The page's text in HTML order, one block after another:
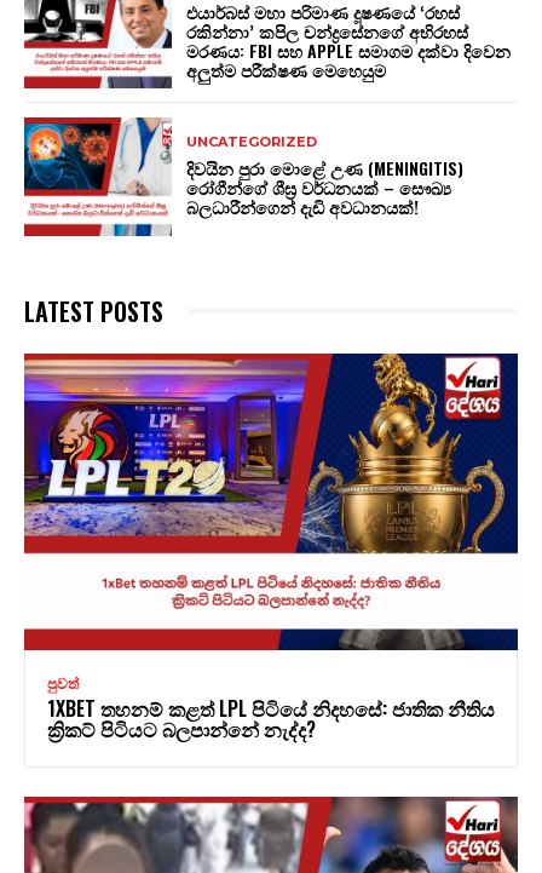
එයාර්බස් මහා පරිමාණ දූෂණයේ ‘රහස්
රකින්නා’ කපිල චන්ද්‍රසේනගේ අභිරහස්
මරණය: FBI සහ APPLE සමාගම දක්වා දිවෙන
අලුත්ම පරීක්ෂණ මෙහෙයුම
UNCATEGORIZED
දිවයින පුරා මොළේ උණ (MENINGITIS)
රෝගීන්ගේ ශීඝ්‍ර වර්ධනයක් – සෞඛ්‍ය
බලධාරීන්ගෙන් දැඩි අවධානයක්!
LATEST POSTS
පුවත්
1XBET තහනම් කළත් LPL පිටියේ නිදහසේ: ජාතික නීතිය
ක්‍රිකට් පිටියට බලපාන්නේ නැද්ද?